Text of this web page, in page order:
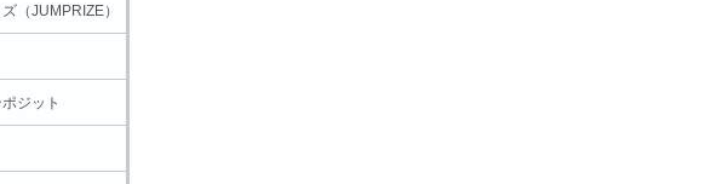
（JUMPRIZE）
ジット